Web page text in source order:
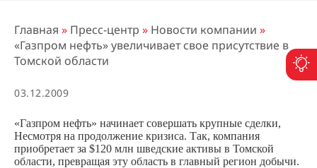
Главная » Пресс-центр » Новости компании »
«Газпром нефть» увеличивает свое присутствие в
Томской области
03.12.2009
«Газпром нефть» начинает совершать крупные сделки,
Несмотря на продолжение кризиса. Так, компания
приобретает за $120 млн шведские активы в Томской
области, превращая эту область в главный регион добычи.